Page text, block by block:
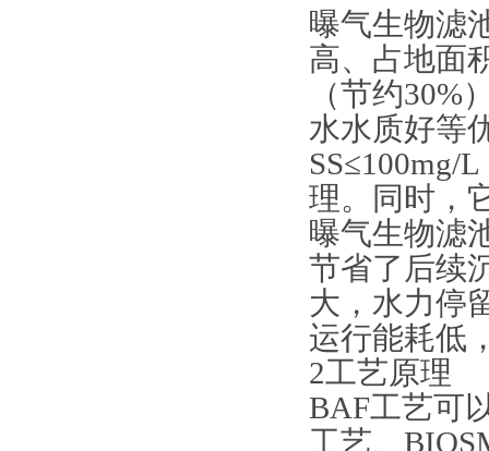
曝气生物滤
高、占地面
（节约
水水质好等
SS≤100mg/
理。同时，
曝气生物滤
节省了后续
大，水力停
运行能耗低
2工艺原理
BAF工艺可
工艺、